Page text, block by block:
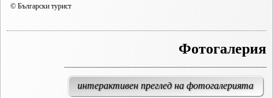
© Български турист
Фотогалерия
интерактивен преглед на фотогалерията